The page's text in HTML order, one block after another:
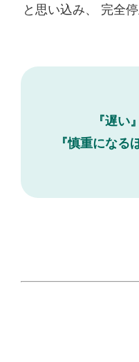
と思い込み、 完全
『遅い
『慎重になる